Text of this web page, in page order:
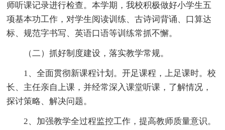
师听课记录进行检查。本学期，我校积极做好小学生五
项基本功工作，对学生阅读训练、古诗词背诵、口算达
标、规范字书写、英语口语等训练常抓不懈。
（二）抓好制度建设，落实教学常规。
1、全面贯彻新课程计划。开足课程，上足课时。校
长、主任亲自上课，并经常深入课堂听课，了解情况，
探讨策略、解决问题。
2、加强教学全过程监控工作，提高教师质量意识。